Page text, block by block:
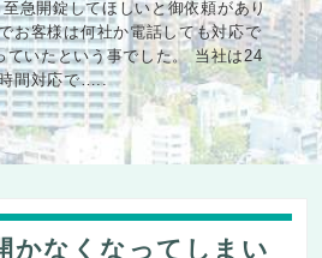
急開錠してほしいと御依頼があり
お客様は何社か電話しても対応で
ていたという事でした。 当社は24
間対応で…..
かなくなってしまい